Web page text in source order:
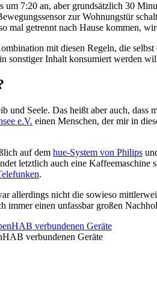
um 7:20 an, aber grundsätzlich 30
zur Wohnungstür
mal getrennt nach Hause kommen,
mit diesen Regeln, die
sonstiger Inhalt konsumiert werden
und Seele. Das heißt aber auch, dass
e.V. einen Menschen, der mir in
auf dem hue-System von Philips
letztlich auch eine
.
allerdings nicht die sowieso
immer einen unfassbar großen
verbundenen Geräte